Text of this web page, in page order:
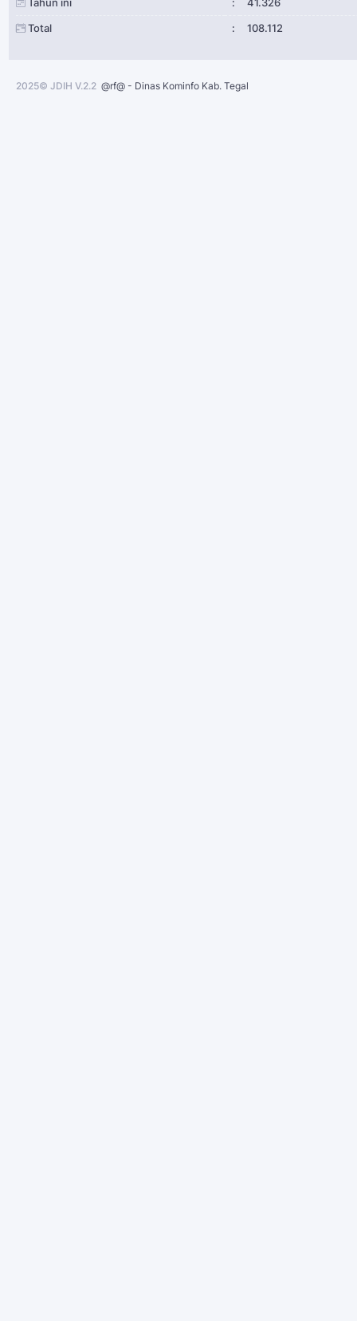
Tahun ini : 41.326
Total : 108.112
2025© JDIH V.2.2 @rf@ - Dinas Kominfo Kab. Tegal